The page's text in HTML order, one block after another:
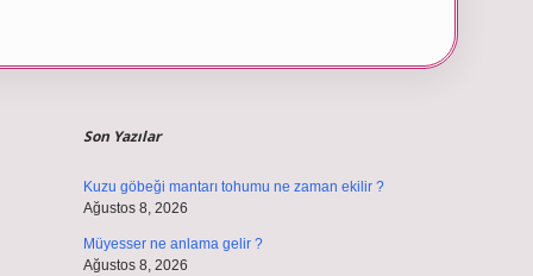
Son Yazılar
Kuzu göbeği mantarı tohumu ne zaman ekilir ?
Ağustos 8, 2026
Müyesser ne anlama gelir ?
Ağustos 8, 2026